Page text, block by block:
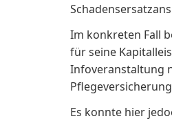
Im konkreten Fall
für seine
Infoveranstaltung
Es konnte hier